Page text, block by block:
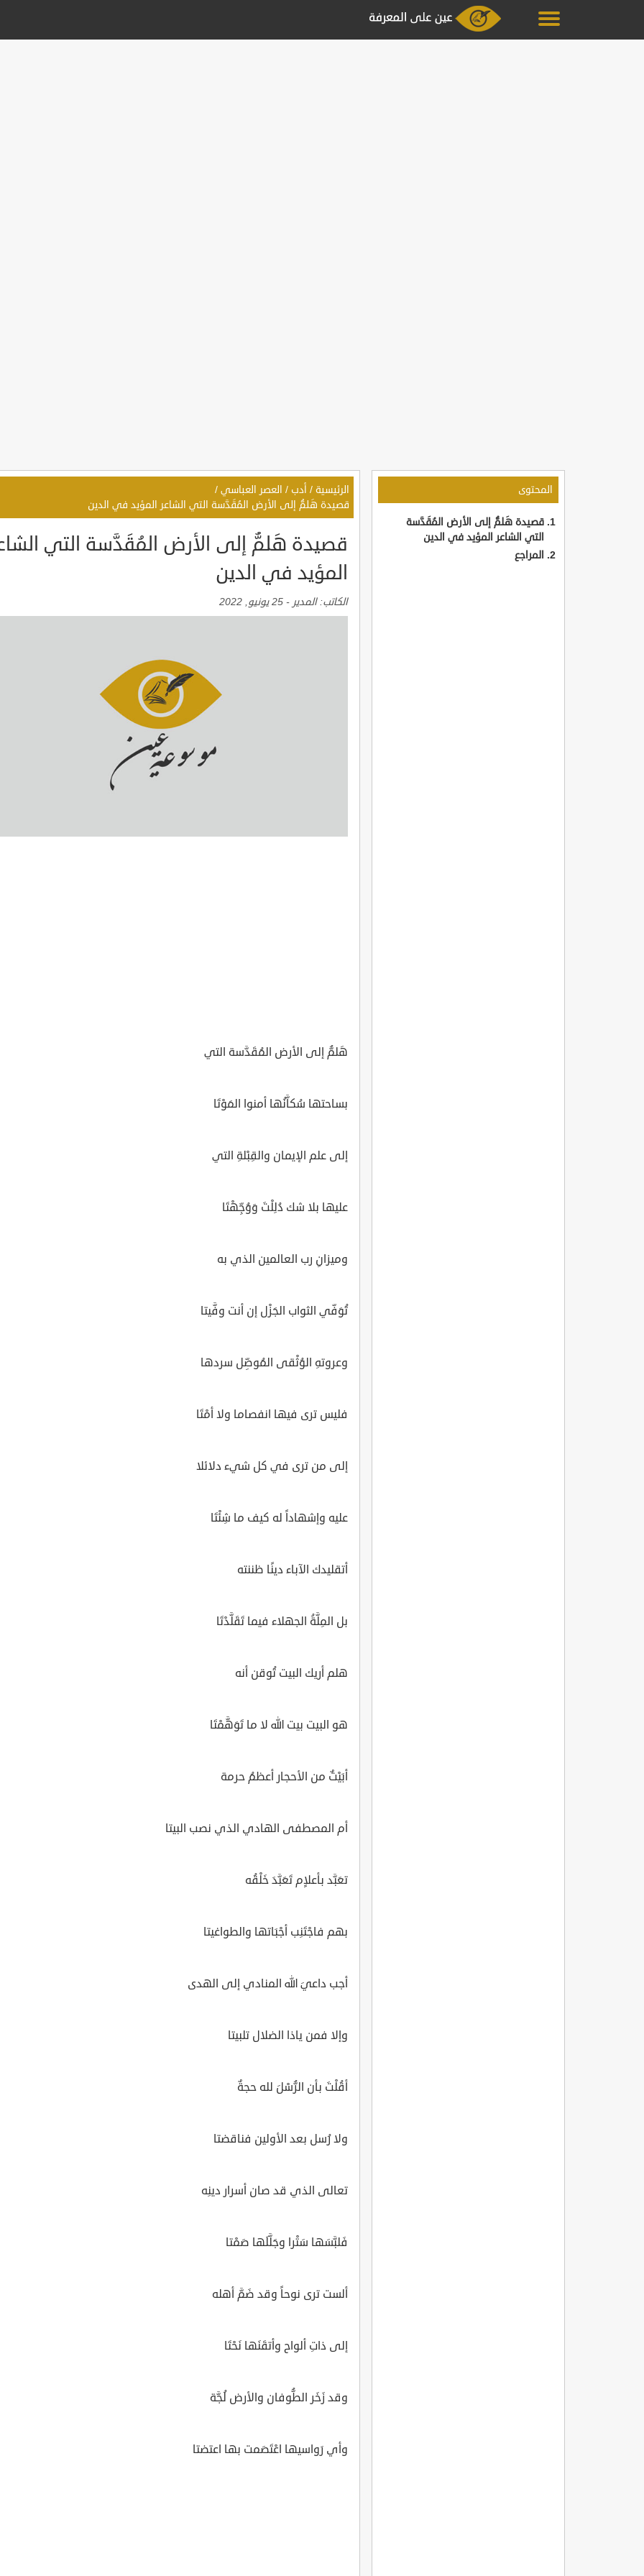
المحتوى
قصيدة هَلمُّ إلى الأرض المُقَدَّسة
التي الشاعر المؤيد في الدين
المراجع
الرئيسية / أدب / العصر العباسي /
قصيدة هَلمُّ إلى الأرض المُقَدَّسة التي الشاعر المؤيد في الدين
قصيدة هَلمُّ إلى الأرض المُقَدَّسة التي
المؤيد في الدين
الكاتب:المدير - 25 يونيو, 2022
هَلمُّ إلى الأرض المُقَدَّسة التي
بساحتها سُكاَّنُها أمنوا المَوْتَا
إلى علم الإيمان والقِبْلةِ التي
عليها بلا شك دُلِلْتَ وَوُجِّهْتَا
وميزانِ رب العالمين الذي به
تُوَفّي الثواب الجَزْل إن أنت وفَّيتا
وعروتهِ الوُثْقى المُوصِّل سردها
فليس ترى فيها انفصاما ولا أمْتَا
إلى من ترى في كل شيء دلائلا
عليه وإشهاداً له كيف ما شِئْتَا
أتقليدك الآباء دينًا ظننته
بل المِلَّةُ الجهلاء فيما تَقَلَّدْتَا
هلم أريك البيت تُوقن أنه
هو البيت بيت الله لا ما تَوَهَّمْتَا
أبَيْتٌ من الأحجار أعظمُ حرمة
أم المصطفى الهادي الذي نصب البيتا
تعَبَّد بأعلاٍم تَعَبَّدَ خَلْقُه
بهم فاجْتَنِب أجْبَاتها والطواغيتا
أجب داعيَ الله المنادي إلى الهدى
وإلا فمن ياذا الضلال تلبيتا
أقُلْتَ بأن الرُّسْلَ لله حجةٌ
ولا رُسل بعد الأولين فناقضتا
تعالى الذي قد صان أسرار دينِه
فَلبَّسَها سَتْرا وجَلَّلَها صَمْتا
ألست ترى نوحاً وقد ضَمَّ أهله
إلى ذاتِ ألواح وأتقَنَها نَحْتَا
وقد زَخَر الطُّوفان والأرض لُجَّة
وأي رَواسيها اعْتَصَمت بها اعتضتا